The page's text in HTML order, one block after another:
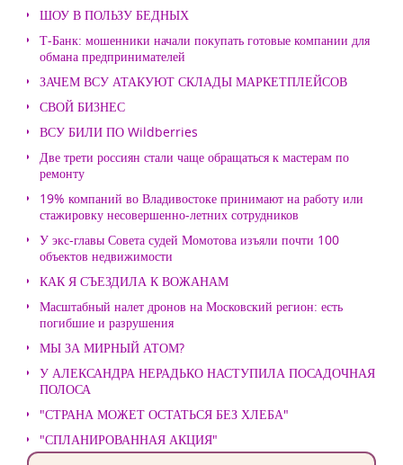
ШОУ В ПОЛЬЗУ БЕДНЫХ
Т-Банк: мошенники начали покупать готовые компании для
обмана предпринимателей
ЗАЧЕМ ВСУ АТАКУЮТ СКЛАДЫ МАРКЕТПЛЕЙСОВ
СВОЙ БИЗНЕС
ВСУ БИЛИ ПО Wildberries
Две трети россиян стали чаще обращаться к мастерам по
ремонту
19% компаний во Владивостоке принимают на работу или
стажировку несовершенно-летних сотрудников
У экс-главы Совета судей Момотова изъяли почти 100
объектов недвижимости
КАК Я СЪЕЗДИЛА К ВОЖАНАМ
Масштабный налет дронов на Московский регион: есть
погибшие и разрушения
МЫ ЗА МИРНЫЙ АТОМ?
У АЛЕКСАНДРА НЕРАДЬКО НАСТУПИЛА ПОСАДОЧНАЯ
ПОЛОСА
"СТРАНА МОЖЕТ ОСТАТЬСЯ БЕЗ ХЛЕБА"
"СПЛАНИРОВАННАЯ АКЦИЯ"